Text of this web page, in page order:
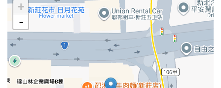
+
-